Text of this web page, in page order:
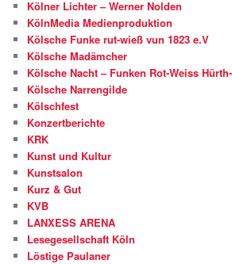
Kölner Lichter – Werner Nolden
KölnMedia Medienproduktion
Kölsche Funke rut-wieß vun 1823 e.V
Kölsche Madämcher
Kölsche Nacht – Funken Rot-Weiss
Kölsche Narrengilde
Kölschfest
Konzertberichte
KRK
Kunst und Kultur
Kunstsalon
Kurz & Gut
KVB
LANXESS ARENA
Lesegesellschaft Köln
Löstige Paulaner